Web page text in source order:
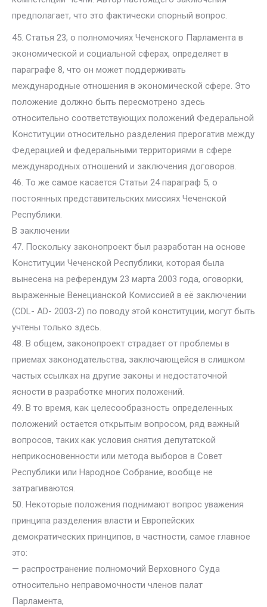
предполагает, что это фактически спорный вопрос.
45. Статья 23, о полномочиях Чеченского Парламента в
экономической и социальной сферах, определяет в
параграфе 8, что он может поддерживать
международные отношения в экономической сфере. Это
положение должно быть пересмотрено здесь
относительно соответствующих положений Федеральной
Конституции относительно разделения прерогатив между
Федерацией и федеральными территориями в сфере
международных отношений и заключения договоров.
46. То же самое касается Статьи 24 параграф 5, о
постоянных представительских миссиях Чеченской
Республики.
В заключении
47. Поскольку законопроект был разработан на основе
Конституции Чеченской Республики, которая была
вынесена на референдум 23 марта 2003 года, оговорки,
выраженные Венецианской Комиссией в её заключении
(CDL- AD- 2003-2) по поводу этой конституции, могут быть
учтены только здесь.
48. В общем, законопроект страдает от проблемы в
приемах законодательства, заключающейся в слишком
частых ссылках на другие законы и недостаточной
ясности в разработке многих положений.
49. В то время, как целесообразность определенных
положений остается открытым вопросом, ряд важный
вопросов, таких как условия снятия депутатской
неприкосновенности или метода выборов в Совет
Республики или Народное Собрание, вообще не
затрагиваются.
50. Некоторые положения поднимают вопрос уважения
принципа разделения власти и Европейских
демократических принципов, в частности, самое главное
это:
— распространение полномочий Верховного Суда
относительно неправомочности членов палат
Парламента,